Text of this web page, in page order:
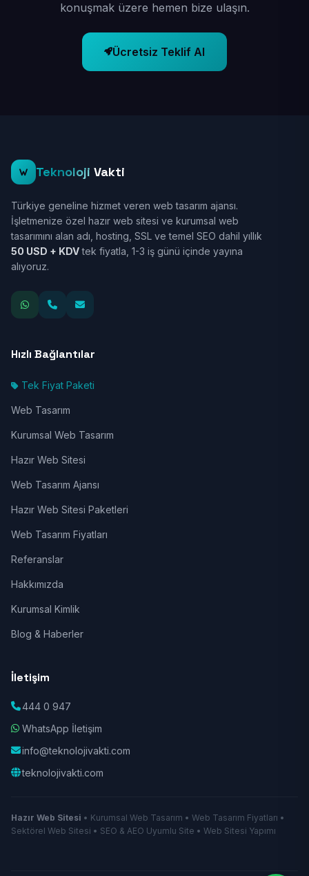
konuşmak üzere hemen bize ulaşın.
Ücretsiz Teklif Al
Teknoloji Vakti
Türkiye geneline hizmet veren web tasarım ajansı.
İşletmenize özel hazır web sitesi ve kurumsal web
tasarımını alan adı, hosting, SSL ve temel SEO dahil yıllık
50 USD + KDVtek fiyatla, 1-3 iş günü içinde yayına
alıyoruz.
Hızlı Bağlantılar
Tek Fiyat Paketi
Web Tasarım
Kurumsal Web Tasarım
Hazır Web Sitesi
Web Tasarım Ajansı
Hazır Web Sitesi Paketleri
Web Tasarım Fiyatları
Referanslar
Hakkımızda
Kurumsal Kimlik
Blog & Haberler
İletişim
444 0 947
WhatsApp İletişim
info@teknolojivakti.com
teknolojivakti.com
Hazır Web Sitesi • Kurumsal Web Tasarım • Web Tasarım Fiyatları •
Sektörel Web Sitesi • SEO & AEO Uyumlu Site • Web Sitesi Yapımı